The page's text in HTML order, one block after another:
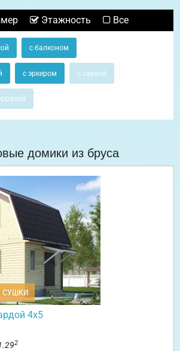
Этажность Все
с балконом
с эркером с сауной
домики из бруса
СУШКИ
4х5
2